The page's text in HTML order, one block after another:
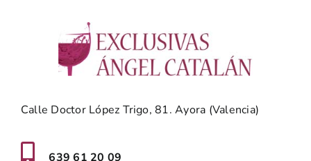
Calle Doctor López Trigo, 81. Ayora (Valencia)
639 61 20 09